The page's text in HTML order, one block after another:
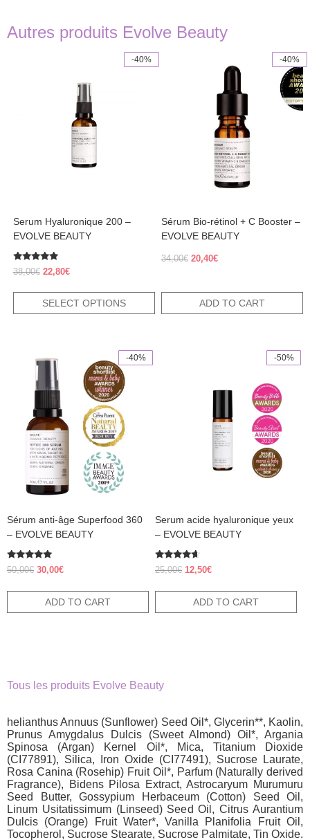
Autres produits Evolve Beauty
-40%
Serum Hyaluronique 200 –
EVOLVE BEAUTY
Rated
4.70
38,00€ Original
22,80€Current
SELECT OPTIONS
page
-40%
Sérum Bio-rétinol + C Booster –
EVOLVE BEAUTY
34,00€ Original
20,40€Current
ADD TO CART
-40%
Sérum anti-âge Superfood 360
– EVOLVE BEAUTY
Rated
5.00
50,00€ Original
50,00€.
30,00€Current
30,00€.
ADD TO CART
-50%
Serum acide hyaluronique yeux
– EVOLVE BEAUTY
Rated
4.38
25,00€ Original
25,00€.
12,50€Current
12,50€.
ADD TO CART
Tous les produits Evolve Beauty
helianthus Annuus (Sunflower) Seed Oil*, Glycerin**, Kaolin,
Prunus Amygdalus Dulcis (Sweet Almond) Oil*, Argania
Spinosa (Argan) Kernel Oil*, Mica, Titanium Dioxide
(CI77891), Silica, Iron Oxide (CI77491), Sucrose Laurate,
Rosa Canina (Rosehip) Fruit Oil*, Parfum (Naturally derived
Fragrance), Bidens Pilosa Extract, Astrocaryum Murumuru
Seed Butter, Gossypium Herbaceum (Cotton) Seed Oil,
Linum Usitatissimum (Linseed) Seed Oil, Citrus Aurantium
Dulcis (Orange) Fruit Water*, Vanilla Planifolia Fruit Oil,
Tocopherol, Sucrose Stearate, Sucrose Palmitate, Tin Oxide.